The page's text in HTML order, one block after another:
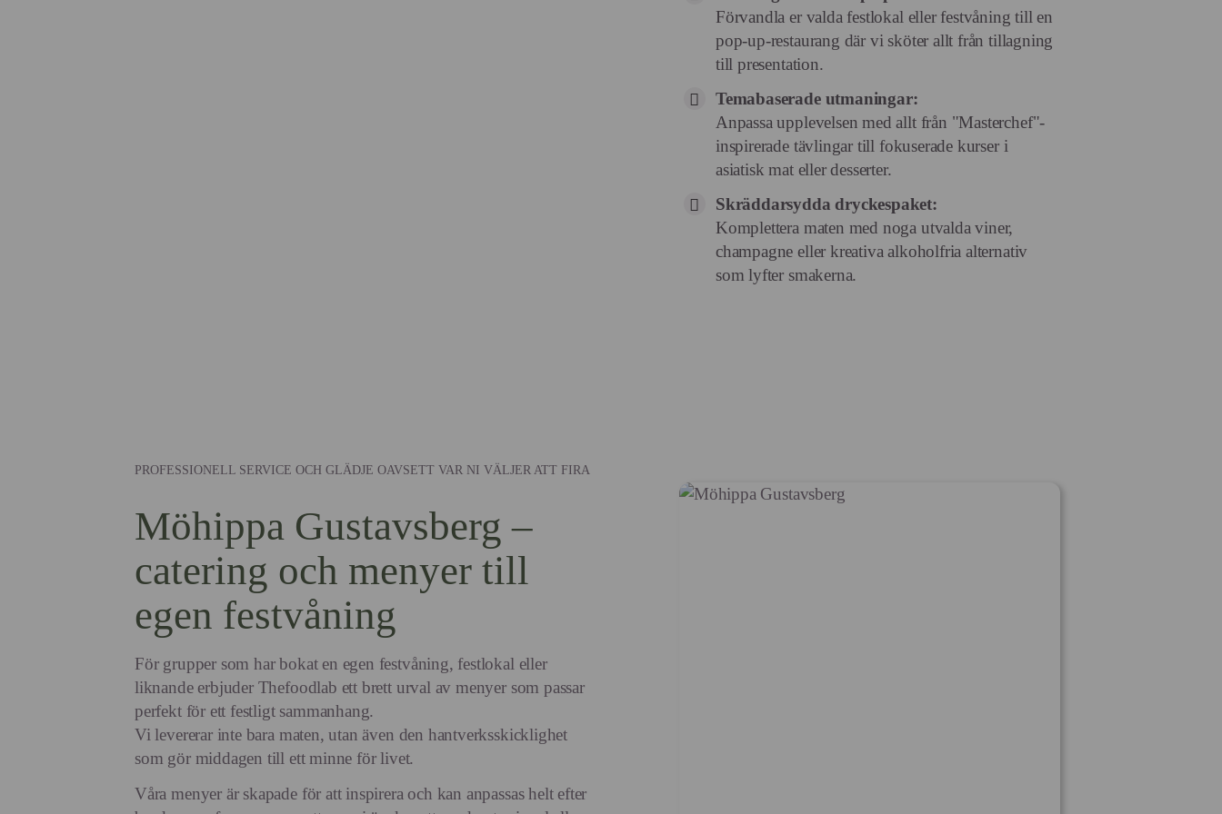
Förvandla er valda festlokal eller festvåning till en
pop-up-restaurang där vi sköter allt från tillagning
till presentation.
Temabaserade utmaningar:
Anpassa upplevelsen med allt från "Masterchef"-
inspirerade tävlingar till fokuserade kurser i
asiatisk mat eller desserter.
Skräddarsydda dryckespaket:
Komplettera maten med noga utvalda viner,
champagne eller kreativa alkoholfria alternativ
som lyfter smakerna.
PROFESSIONELL SERVICE OCH GLÄDJE OAVSETT VAR NI VÄLJER ATT FIRA
Möhippa Gustavsberg –
catering och menyer till
egen festvåning
För grupper som har bokat en egen festvåning, festlokal eller
liknande erbjuder Thefoodlab ett brett urval av menyer som passar
perfekt för ett festligt sammanhang.
Vi levererar inte bara maten, utan även den hantverksskicklighet
som gör middagen till ett minne för livet.
Våra menyer är skapade för att inspirera och kan anpassas helt efter